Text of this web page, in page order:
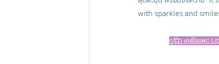
with sparkles and
ดูรีวิว เคสไอแพด